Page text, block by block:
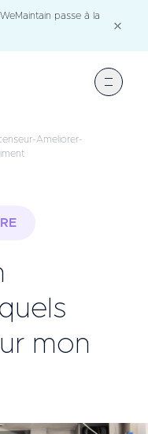
passe à la
Ameliorer-
mon